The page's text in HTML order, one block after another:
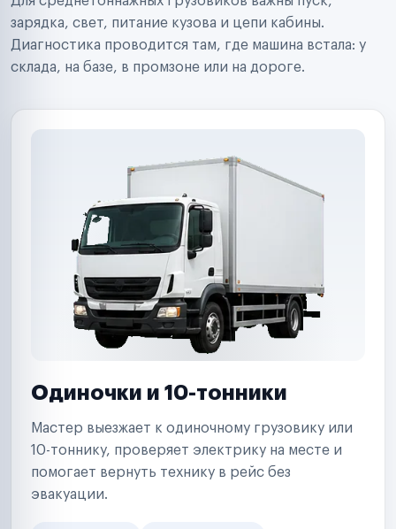
Аренда спецтехники
Ремонт спецтехники
Ритейл-сети
Управляющие компании
Страховые компании
зарядка, свет, питание кузова и цепи кабины.
Диагностика проводится там, где машина встала: у
склада, на базе, в промзоне или на дороге.
Одиночки и 10-тонники
Мастер выезжает к одиночному грузовику или
10-тоннику, проверяет электрику на месте и
помогает вернуть технику в рейс без
эвакуации.